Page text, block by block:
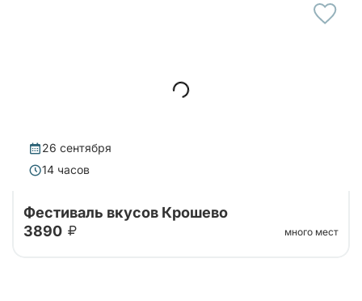
26 сентября
14 часов
Фестиваль вкусов Крошево
3890
много мест